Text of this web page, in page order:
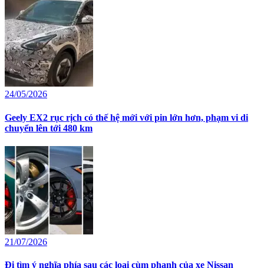
24/05/2026
Geely EX2 rục rịch có thế hệ mới với pin lớn hơn, phạm vi di
chuyển lên tới 480 km
21/07/2026
Đi tìm ý nghĩa phía sau các loại cùm phanh của xe Nissan